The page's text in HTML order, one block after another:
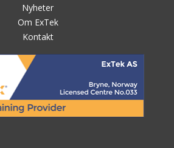
Nyheter
Om ExTek
Kontakt